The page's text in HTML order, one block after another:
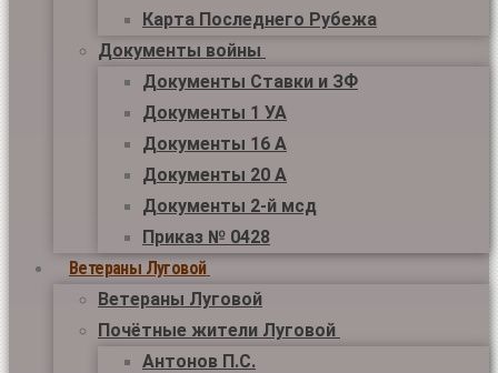
Карта Последнего Рубежа
Документы войны
Документы Ставки и ЗФ
Документы 1 УА
Документы 16 А
Документы 20 А
Документы 2-й мсд
Приказ № 0428
Ветераны Луговой
Ветераны Луговой
Почётные жители Луговой
Антонов П.С.